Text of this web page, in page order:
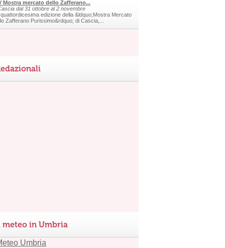
Mostra mercato dello Zafferano...
dal 31 ottobre al 2 novembre
quattordicesima edizione della &ldquo;Mostra Mercato
Zafferano Purissimo&rdquo; di Cascia,...
meteo in Umbria